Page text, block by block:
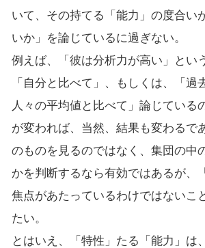
いて、その持てる「能力」の度合い
いか」を論じているに過ぎない。
例えば、「彼は分析力が高い」とい
「自分と比べて」、もしくは、「過
人々の平均値と比べて」論じている
が変われば、当然、結果も変わるで
のものを見るのではなく、集団の中
かを判断するなら有効ではあるが、
焦点があたっているわけではないこ
たい。
とはいえ、「特性」たる「能力」は